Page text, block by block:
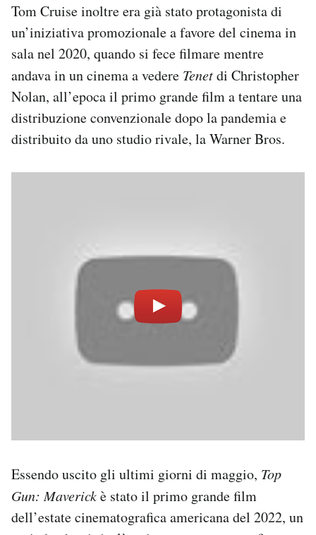
Tom Cruise inoltre era già stato protagonista di
un’iniziativa promozionale a favore del cinema in
sala nel 2020, quando si fece filmare mentre
andava in un cinema a vedere Tenetdi Christopher
Nolan, all’epoca il primo grande film a tentare una
distribuzione convenzionale dopo la pandemia e
distribuito da uno studio rivale, la Warner Bros.
Essendo uscito gli ultimi giorni di maggio, Top
Gun: Maverickè stato il primo grande film
dell’estate cinematografica americana del 2022, un